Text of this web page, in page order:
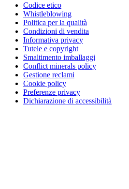
Codice etico
Whistleblowing
Politica per la qualità
Condizioni di vendita
Informativa privacy
Tutele e copyright
Smaltimento imballaggi
Conflict minerals policy
Gestione reclami
Cookie policy
Preferenze privacy
Dichiarazione di accessibilità